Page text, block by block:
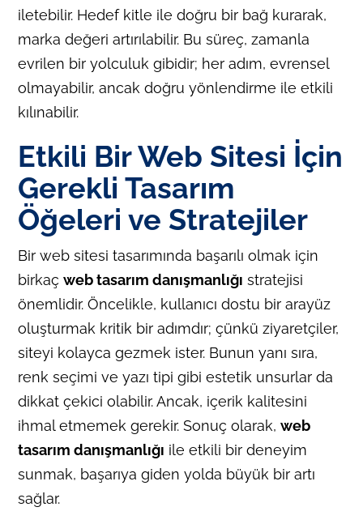
iletebilir. Hedef kitle ile doğru bir bağ kurarak,
marka değeri artırılabilir. Bu süreç, zamanla
evrilen bir yolculuk gibidir; her adım, evrensel
olmayabilir, ancak doğru yönlendirme ile etkili
kılınabilir.
Etkili Bir Web Sitesi İçin
Gerekli Tasarım
Öğeleri ve Stratejiler
Bir web sitesi tasarımında başarılı olmak için
birkaçweb tasarım danışmanlığı stratejisi
önemlidir. Öncelikle, kullanıcı dostu bir arayüz
oluşturmak kritik bir adımdır; çünkü ziyaretçiler,
siteyi kolayca gezmek ister. Bunun yanı sıra,
renk seçimi ve yazı tipi gibi estetik unsurlar da
dikkat çekici olabilir. Ancak, içerik kalitesini
ihmal etmemek gerekir. Sonuç olarak,web
tasarım danışmanlığı ile etkili bir deneyim
sunmak, başarıya giden yolda büyük bir artı
sağlar.